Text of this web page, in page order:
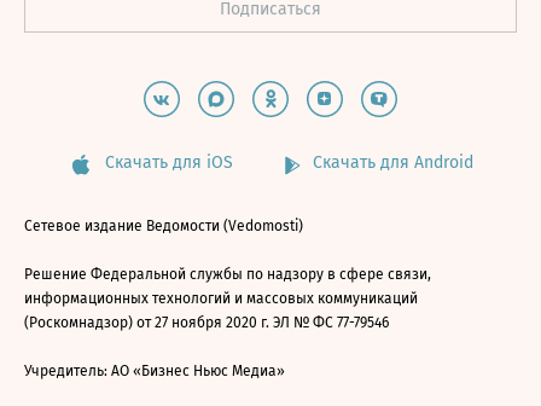
Скачать для iOS Скачать для Android
Сетевое издание Ведомости (Vedomosti)
Решение Федеральной службы по надзору в сфере связи,
информационных технологий и массовых коммуникаций
(Роскомнадзор) от 27 ноября 2020 г. ЭЛ № ФС 77-79546
Учредитель: АО «Бизнес Ньюс Медиа»